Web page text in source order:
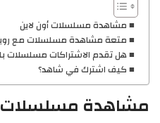
مشاهدة مسلسلات أون لاين
متعة مشاهدة مسلسلات مع
هل تقدم الاشتراكات مسلسلات
كيف اشترك في شاهد؟
مشاهدة مسلسلات